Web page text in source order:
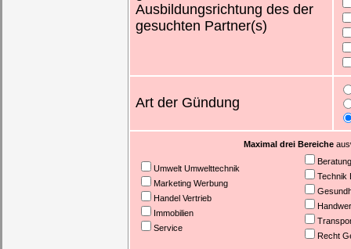
Ausbildungsrichtung des der
gesuchten Partner(s)
Art der Gündung
Maximal drei Bereiche
Umwelt Umwelttechnik
Marketing Werbung
Handel Vertrieb
Immobilien
Service
Beratung
Technik
Recht